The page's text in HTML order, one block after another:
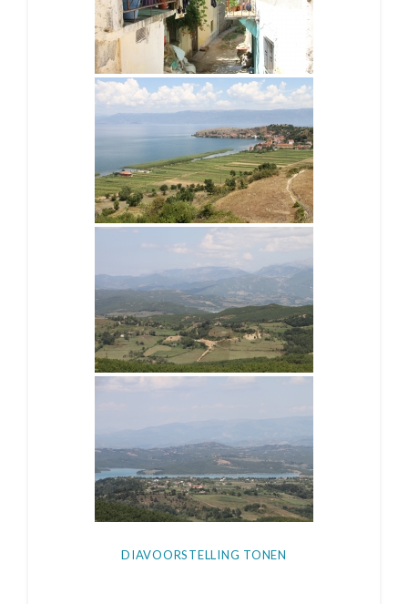
DIAVOORSTELLING TONEN